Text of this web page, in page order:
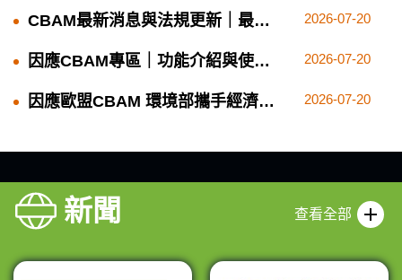
CBAM最新消息與法規更新｜最新
2026-07-20
因應CBAM專區｜功能介紹與使用
2026-07-20
因應歐盟CBAM 環境部攜手經濟部
申報提醒
2026-07-20
新聞 查看全部